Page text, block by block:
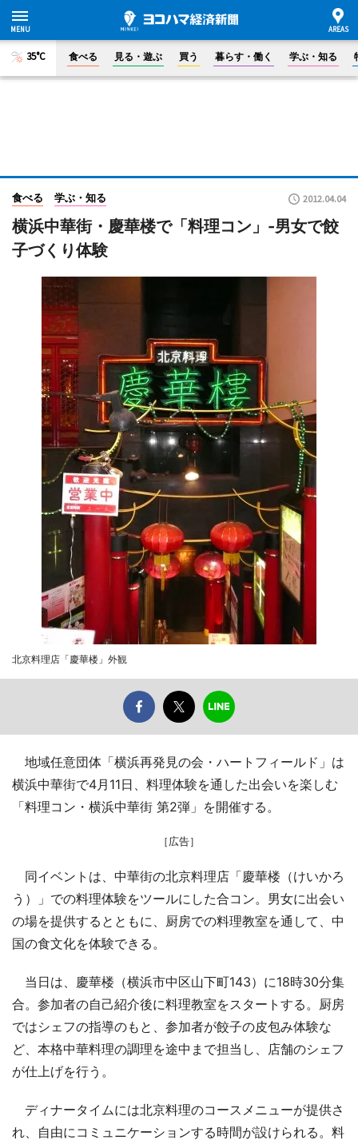
35°C 食べる 見る・遊ぶ 買う 暮らす・働く 学ぶ・知る
食べる 学ぶ・知る 2012.04.04
横浜中華街・慶華楼で「料理コン」-男女で餃
子づくり体験
北京料理店「慶華楼」外観
地域任意団体「横浜再発見の会・ハートフィールド」は
横浜中華街で4月11日、料理体験を通した出会いを楽しむ
「料理コン・横浜中華街 第2弾」を開催する。
［広告］
同イベントは、中華街の北京料理店「慶華楼（けいかろ
う）」での料理体験をツールにした合コン。男女に出会い
の場を提供するとともに、厨房での料理教室を通して、中
国の食文化を体験できる。
当日は、慶華楼（横浜市中区山下町143）に18時30分集
合。参加者の自己紹介後に料理教室をスタートする。厨房
ではシェフの指導のもと、参加者が餃子の皮包み体験な
ど、本格中華料理の調理を途中まで担当し、店舗のシェフ
が仕上げを行う。
ディナータイムには北京料理のコースメニューが提供さ
れ、自由にコミュニケーションする時間が設けられる。料